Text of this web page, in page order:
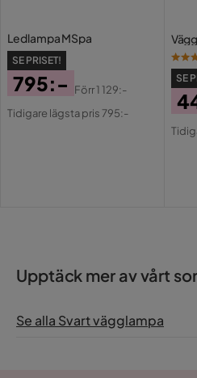
Ledlampa MSpa
SE PRISET!
Pris
795:-
Original
Förr1 129:-
Tidigare lägsta pris 795:-
SE
Upptäck mer av vårt
Se alla Svart vägglampa